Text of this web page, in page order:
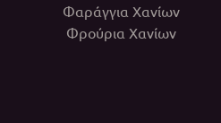
Φαράγγια Χανίων
Φρούρια Χανίων